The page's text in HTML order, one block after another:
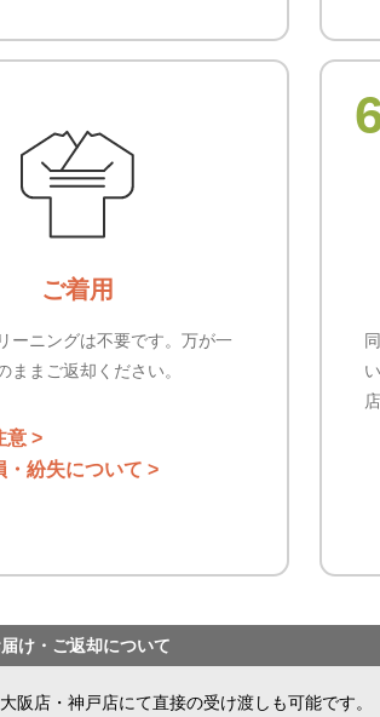
ご着用
ーニングは不要です。万が一
ままご返却ください。
意 >
・紛失について >
け・ご返却について
阪店・神戸店にて直接の受け渡しも可能です。